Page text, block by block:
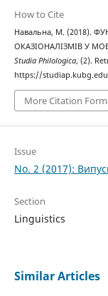
How to Cite
Навальна, М. (2018).
ОКАЗІОНАЛІЗМІВ У
Studia Philologica, (2).
https://
More Citation
Issue
No. 2 (2017):
Section
Linguistics
Similar Articles